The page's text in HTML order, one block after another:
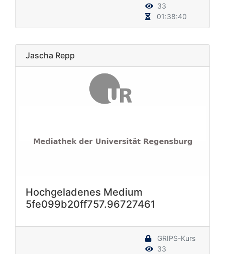
33
01:38:40
Jascha Repp
Hochgeladenes Medium
5fe099b20ff757.96727461
GRIPS-Kurs
33